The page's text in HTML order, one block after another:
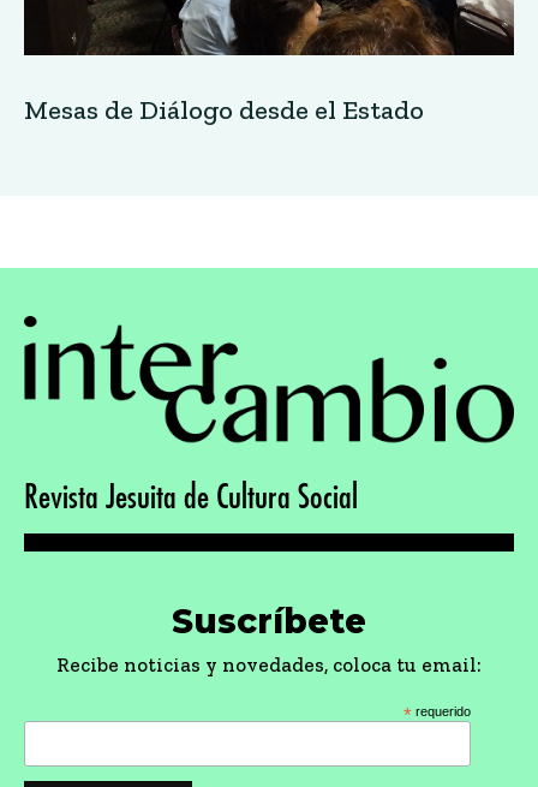
Mesas de Diálogo desde el Estado
Revista Jesuita de Cultura Social
Suscríbete
Recibe noticias y novedades, coloca tu email:
* requerido